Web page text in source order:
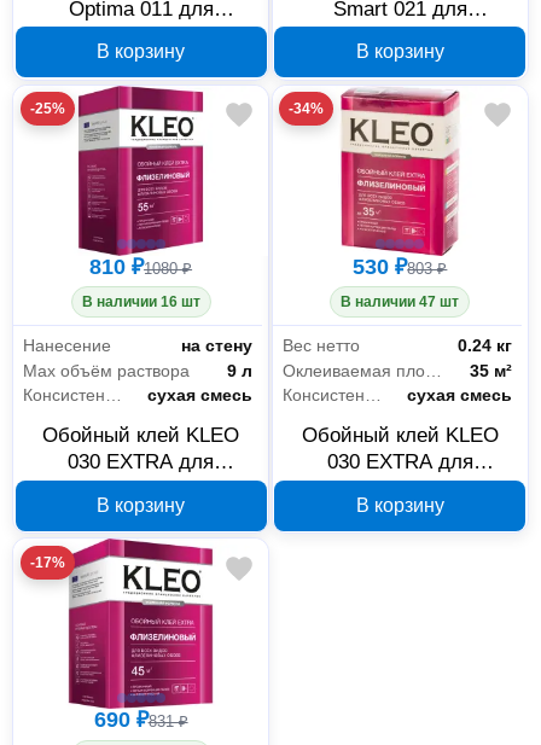
Optima 011 для
3760058417171
В корзину
Smart 021 для
3760058417270
В корзину
-25%
810 ₽1080 ₽
В наличии 16 шт
Нанесение
на стену
Мах объём раствора
9 л
Консистенция
сухая смесь
Обойный клей KLEO
030 EXTRA для
м² 3760058412640
В корзину
-34%
530 ₽803 ₽
В наличии 47 шт
Вес нетто
0.24 кг
Оклеиваемая площадь
35 м²
Консистенция
сухая смесь
Обойный клей KLEO
030 EXTRA для
м² 3760058417317
В корзину
-17%
690 ₽831 ₽